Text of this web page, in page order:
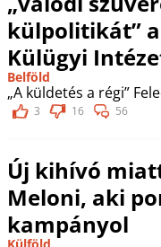
külpolitikát”
Külügyi
Belföld
„A küldetés a régi”
3 16 56
Új kihívó
Meloni, aki
kampányol
Külföld